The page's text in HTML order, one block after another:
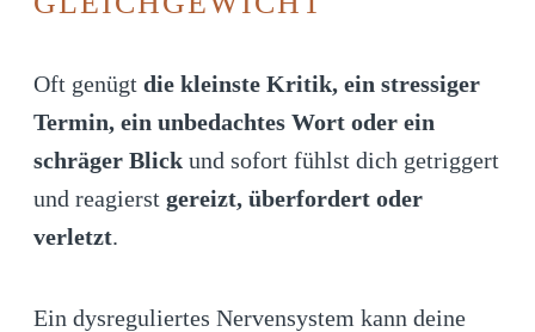
Oft genügt die kleinste Kritik, ein stressiger
Termin, ein unbedachtes Wort oder ein
schräger Blick und sofort fühlst dich getriggert
und reagierst gereizt, überfordert oder
verletzt.
Ein dysreguliertes Nervensystem kann deine